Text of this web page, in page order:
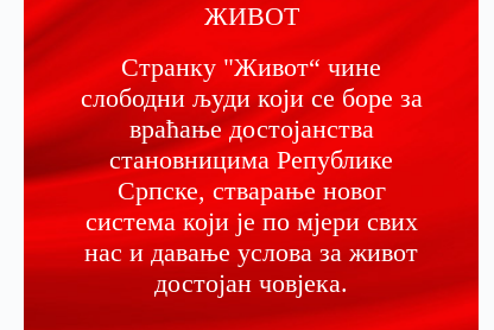
ЖИВОТ
Странку "Живот“ чине
слободни људи који се боре за
враћање достојанства
становницима Републике
Српске, стварање новог
система који је по мјери свих
нас и давање услова за живот
достојан човјека.